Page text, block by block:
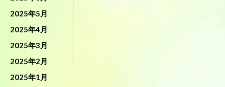
2025年5月
2025年4月
2025年3月
2025年2月
2025年1月